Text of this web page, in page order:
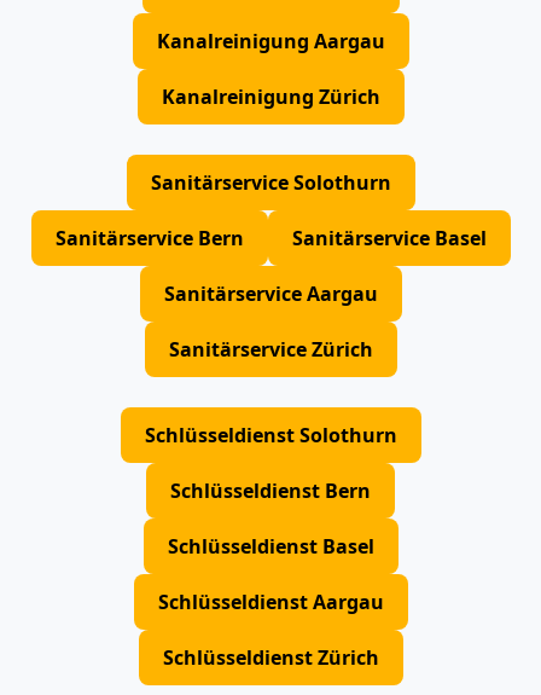
Kanalreinigung Aargau
Kanalreinigung Zürich
Sanitärservice Solothurn
Sanitärservice Bern Sanitärservice Basel
Sanitärservice Aargau
Sanitärservice Zürich
Schlüsseldienst Solothurn
Schlüsseldienst Bern
Schlüsseldienst Basel
Schlüsseldienst Aargau
Schlüsseldienst Zürich